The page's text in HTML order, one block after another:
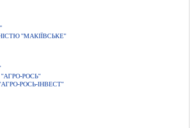
"МАКІЇВСЬКЕ"
РОСЬ"
РОСЬ-IНВЕСТ"